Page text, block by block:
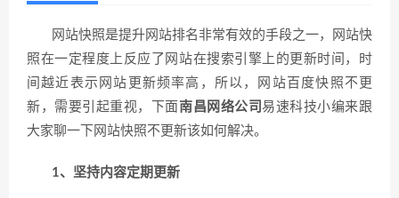
网站快照是提升网站排名非常有效的手段之一，网站快
照在一定程度上反应了网站在搜索引擎上的更新时间，时
间越近表示网站更新频率高，所以，网站百度快照不更
新，需要引起重视，下面 南昌网络公司易速科技小编来跟
大家聊一下网站快照不更新该如何解决。
1、坚持内容定期更新